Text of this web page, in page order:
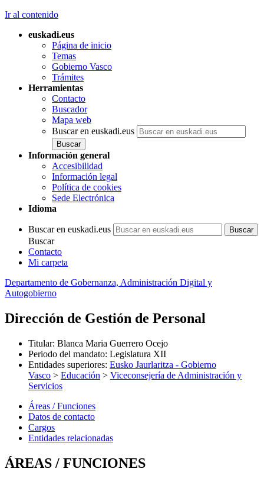
Ir al contenido
euskadi.eus
Página de inicio
Temas
Gobierno Vasco
Trámites
Herramientas
Contacto
Buscador
Mapa web
Buscar en euskadi.eus
Información general
Accesibilidad
Información legal
Política de cookies
Sede Electrónica
Idioma
Buscar en euskadi.eus
Buscar
Contacto
Mi carpeta
Departamento de Gobernanza, Administración Digital y
Autogobierno
Dirección de Gestión de Personal
Titular: Blanca Maria Guerrero Ocejo
Periodo del mandato: Legislatura XII
Entidades superiores: Eusko Jaurlaritza - Gobierno
Vasco > Educación > Viceconsejería de Administración y
Servicios
Áreas / Funciones
Datos de contacto
Cargos
Entidades relacionadas
ÁREAS / FUNCIONES